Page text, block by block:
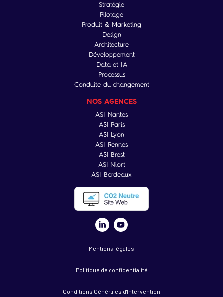
Stratégie
Pilotage
Produit & Marketing
Design
Architecture
Développement
Data et IA
Processus
Conduite du changement
NOS AGENCES
ASI Nantes
ASI Paris
ASI Lyon
ASI Rennes
ASI Brest
ASI Niort
ASI Bordeaux
Mentions légales
Politique de confidentialité
Conditions Générales d'Intervention